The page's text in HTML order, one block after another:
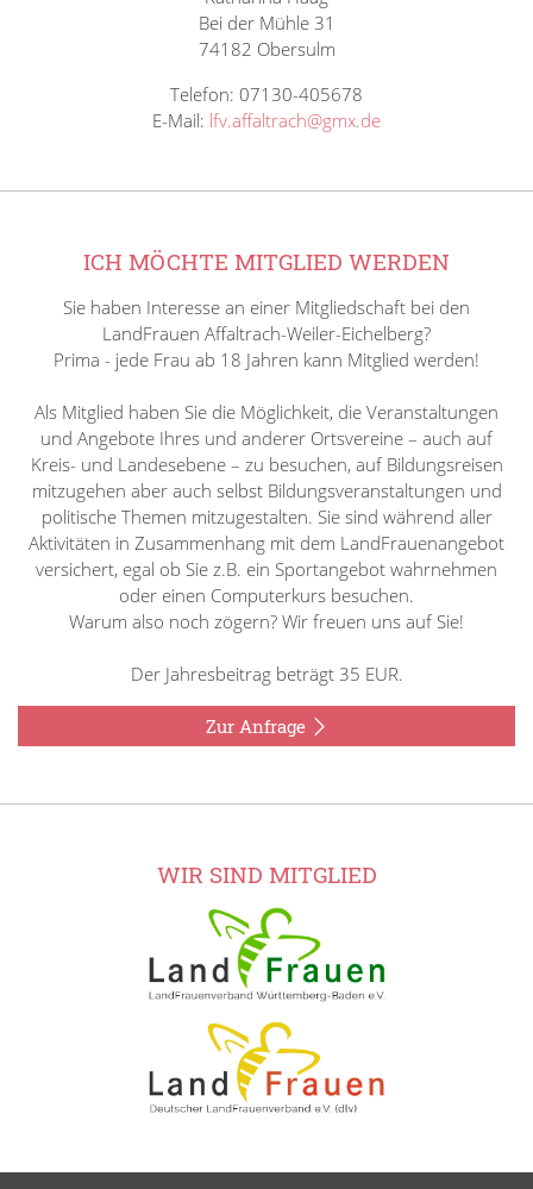
Bei der Mühle 31
74182 Obersulm
Telefon: 07130-405678
E-Mail: lfv.affaltrach@gmx.de
ICH MÖCHTE MITGLIED WERDEN
Sie haben Interesse an einer Mitgliedschaft bei den
LandFrauen Affaltrach-Weiler-Eichelberg?
Prima - jede Frau ab 18 Jahren kann Mitglied werden!
Als Mitglied haben Sie die Möglichkeit, die Veranstaltungen
und Angebote Ihres und anderer Ortsvereine – auch auf
Kreis- und Landesebene – zu besuchen, auf Bildungsreisen
mitzugehen aber auch selbst Bildungsveranstaltungen und
politische Themen mitzugestalten. Sie sind während aller
Aktivitäten in Zusammenhang mit dem LandFrauenangebot
versichert, egal ob Sie z.B. ein Sportangebot wahrnehmen
oder einen Computerkurs besuchen.
Warum also noch zögern? Wir freuen uns auf Sie!
Der Jahresbeitrag beträgt 35 EUR.
Zur Anfrage
WIR SIND MITGLIED